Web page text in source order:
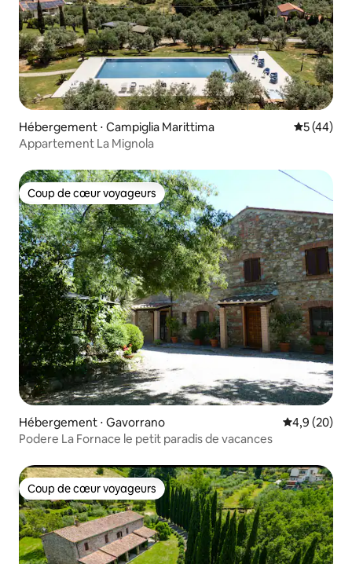
Hébergement ⋅ Campiglia Marittima
5 (44)
Appartement La Mignola
Coup de cœur voyageurs
Coup de cœur voyageurs
Hébergement ⋅ Gavorrano Évaluation
4,9 (20)
Podere La Fornace le petit paradis de vacances
Coup de cœur voyageurs
Coup de cœur voyageurs